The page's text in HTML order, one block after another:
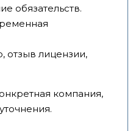
обязательств.
отзыв лицензии,
компания,